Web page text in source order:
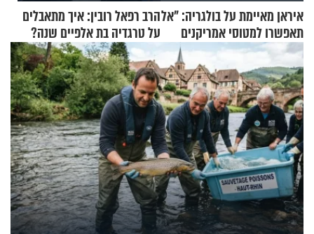
איראן מאיימת על בולגריה: "אל
תאפשרו למטוסי אמריקנים
להמריא מהשטח שלכם"
הרב רפאל רובין: איך מתאבלים
על טרגדיה בת אלפיים שנה?